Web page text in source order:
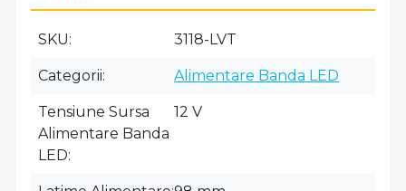
SKU 3118-LVT
Categorii Alimentare Banda LED
Tensiune Sursa
Alimentare Banda
LED
12 V